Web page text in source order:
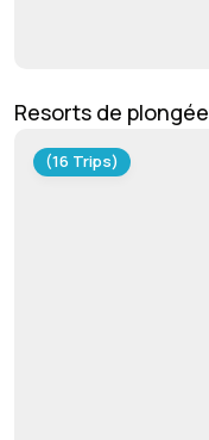
Resorts de plongée
(16 Trips)